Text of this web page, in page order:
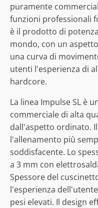
puramente
funzioni professionali
è il prodotto di
mondo, con un
una curva di
utenti l'esperienza di
hardcore.
La linea Impulse SL è
commerciale di alta
dall'aspetto ordinato.
l'allenamento più
soddisfacente. Lo
a 3 mm con
Spessore del
l'esperienza
pesi elevati. Il design